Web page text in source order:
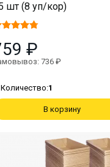
шт (8 уп/кор)
₽
736 ₽
Количество:1
В корзину